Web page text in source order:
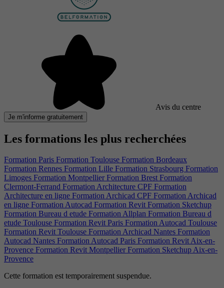
Avis du centre
Je m'informe gratuitement
Les formations les plus recherchées
Formation Paris Formation Toulouse Formation Bordeaux
Formation Rennes Formation Lille Formation Strasbourg Formation
Limoges Formation Montpellier Formation Brest Formation
Clermont-Ferrand Formation Architecture CPF Formation
Architecture en ligne Formation Archicad CPF Formation Archicad
en ligne Formation Autocad Formation Revit Formation Sketchup
Formation Bureau d etude Formation Allplan Formation Bureau d
etude Toulouse Formation Revit Paris Formation Autocad Toulouse
Formation Revit Toulouse Formation Archicad Nantes Formation
Autocad Nantes Formation Autocad Paris Formation Revit Aix-en-
Provence Formation Revit Montpellier Formation Sketchup Aix-en-
Provence
Cette formation est temporairement suspendue.